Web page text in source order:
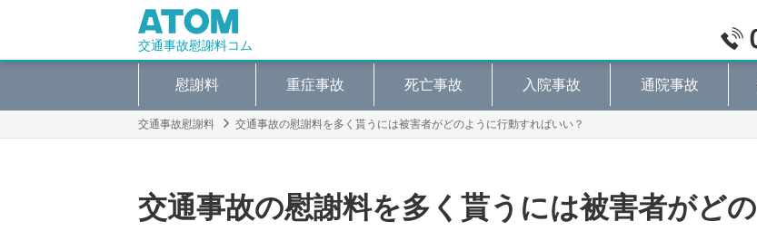
交通事故慰謝料コム
慰謝料 重症事故 死亡事故 入院事故 通院事故
交通事故慰謝料 交通事故の慰謝料を多く貰うには被害者がどのように行動すればいい？
交通事故の慰謝料を多く貰うには被害者がどの